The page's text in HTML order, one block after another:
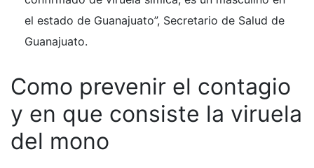
el estado de Guanajuato”, Secretario de Salud de
Guanajuato.
Como prevenir el contagio
y en que consiste la viruela
del mono